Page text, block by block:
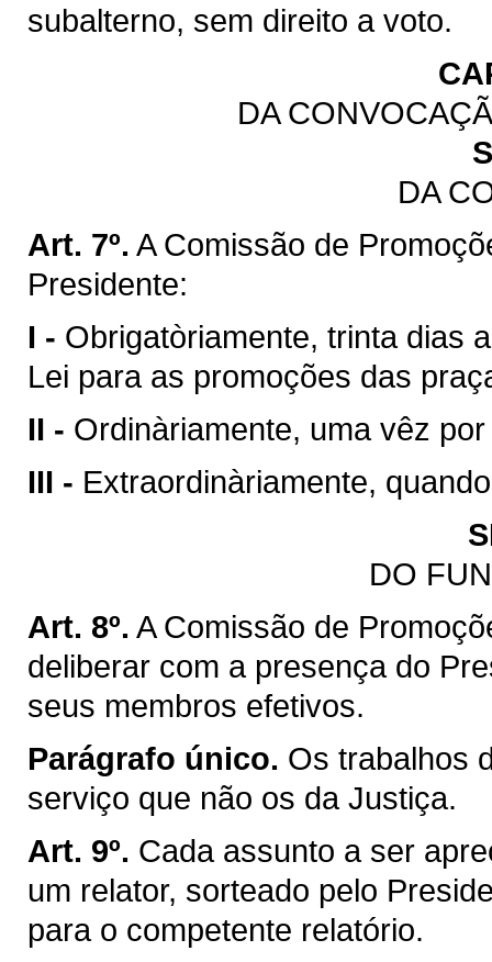
subalterno, sem direito a voto.
DA
DA
Art. 7º. A Comissão de
Presidente:
I - Obrigatòriamente, trinta dias
Lei para as promoções das
II - Ordinàriamente, uma vêz
III - Extraordinàriamente,
DO
Art. 8º. A Comissão de
deliberar com a presença do
seus membros efetivos.
Parágrafo único. Os trabalhos
serviço que não os da Justiça.
Art. 9º. Cada assunto a ser
um relator, sorteado pelo
para o competente relatório.